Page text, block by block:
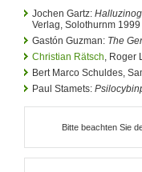
Jochen Gartz:
Verlag, Solothurnm 1999
Gastón Guzman: The
Christian Rätsch, Roger
Bert Marco Schuldes,
Paul Stamets:
Bitte beachten Sie